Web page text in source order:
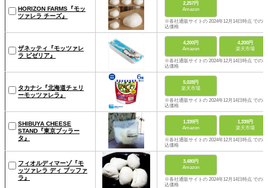
HORIZON FARMS『モッ
ツァレラ チーズ』
2,257円
Amazon
※各社通販サイトの 2024年12月14日時点 での税
込価格
ザネッティ『モッツァレ
ラ ピゼリア』
4,200円
Amazon
4,200円
楽天市場
※各社通販サイトの 2024年12月14日時点 での税
込価格
タカナシ『北海道チェリ
ーモッツァレラ』
5,028円
楽天市場
※各社通販サイトの 2024年12月14日時点 での税
込価格
SHIBUYA CHEESE
STAND『東京ブッラー
タ』
1,339円
Amazon
1,339円
楽天市場
※各社通販サイトの 2024年12月14日時点 での税
込価格
フィオルディマーゾ『モ
ッツァレラ ディ ブッファ
ラ』
3,480円
Amazon
※各社通販サイトの 2024年12月14日時点 での税
込価格